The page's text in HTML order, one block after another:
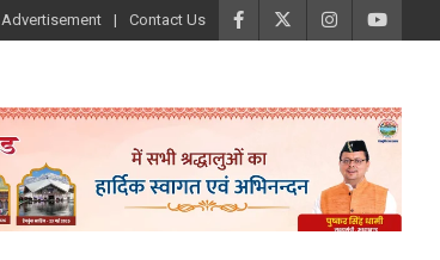
Advertisement Contact Us